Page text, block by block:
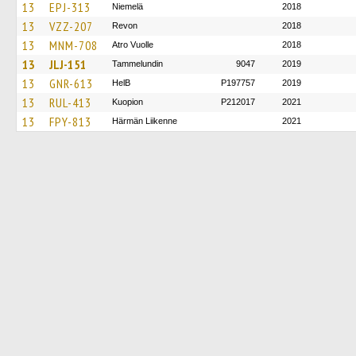
13 EPJ-313 Niemelä 2018
13 VZZ-207 Revon 2018
13 MNM-708 Atro Vuolle 2018
13 JLJ-151 Tammelundin 9047 2019
13 GNR-613 HelB P197757 2019
13 RUL-413 Kuopion P212017 2021
13 FPY-813 Härmän Liikenne 2021